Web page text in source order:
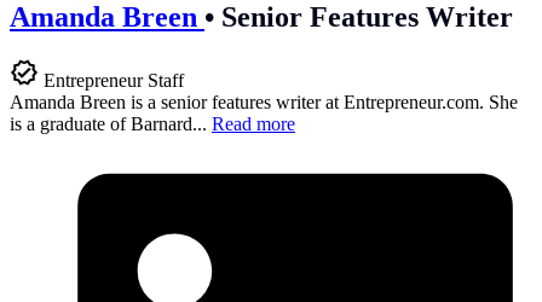
Amanda Breen • Senior Features Writer
Entrepreneur Staff
Amanda Breen is a senior features writer at Entrepreneur.com. She
is a graduate of Barnard... Read more